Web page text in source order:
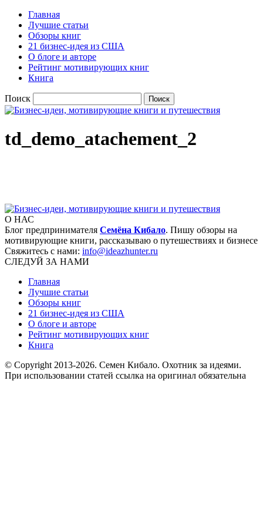
Главная
Лучшие статьи
Обзоры книг
21 бизнес-идея из США
О блоге и авторе
Рейтинг мотивирующих книг
Книга
Поиск
td_demo_atachement_2
О НАС
Блог предпринимателя Семёна Кибало. Пишу обзоры на
мотивирующие книги, рассказываю о путешествиях и бизнесе
Свяжитесь с нами: info@ideazhunter.ru
СЛЕДУЙ ЗА НАМИ
Главная
Лучшие статьи
Обзоры книг
21 бизнес-идея из США
О блоге и авторе
Рейтинг мотивирующих книг
Книга
© Copyright 2013-2026. Семен Кибало. Охотник за идеями.
При использовании статей ссылка на оригинал обязательна